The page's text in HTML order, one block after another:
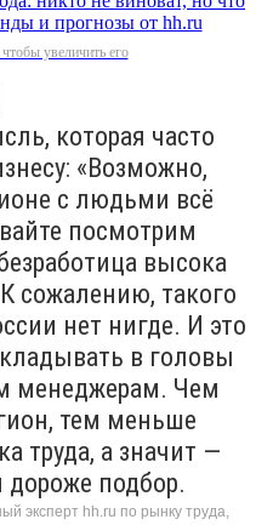
увеличить его
которая часто
«Возможно,
с людьми всё
посмотрим
высока
сожалению, такого
нет нигде. И это
в головы
менеджерам. Чем
тем меньше
труда, а значит —
дороже подбор.
эксперт hh.ru по рынку труда,